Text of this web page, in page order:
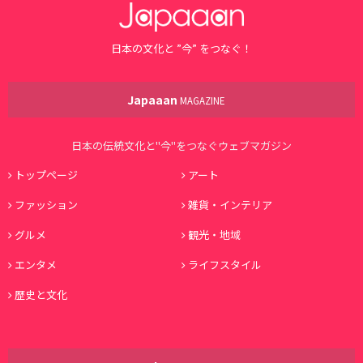
日本の文化と ”今” をつなぐ！
Japaaan MAGAZINE
日本の伝統文化と"今"をつなぐウェブマガジン
トップページ
アート
ファッション
雑貨・インテリア
グルメ
観光・地域
エンタメ
ライフスタイル
歴史と文化